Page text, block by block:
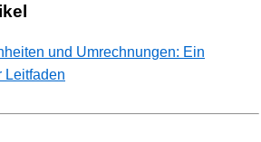
und Umrechnungen: Ein
Leitfaden